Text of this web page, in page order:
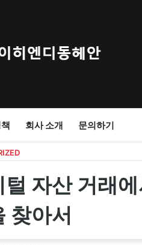
회사 소개 문의하기
털 자산 거래
찾아서